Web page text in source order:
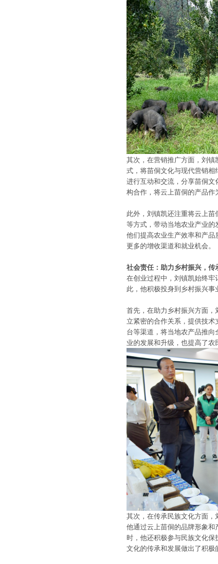
其次，在营销推广方面，刘
式，将苗侗文化与现代营销
进行互动和交流，分享苗侗
构合作，将云上苗侗的产品
此外，刘镇凯还注重将云上
等方式，带动当地农业产业
他们提高农业生产效率和产
更多的增收渠道和就业机会。
社会责任：助力乡村振兴，传
在创业过程中，刘镇凯始终
此，他积极投身到乡村振兴
首先，在助力乡村振兴方面
立紧密的合作关系，提供技
台等渠道，将当地农产品推
业的发展和升级，也提高了
其次，在传承民族文化方面
他通过云上苗侗的品牌形象
时，他还积极参与民族文化
文化的传承和发展做出了积极